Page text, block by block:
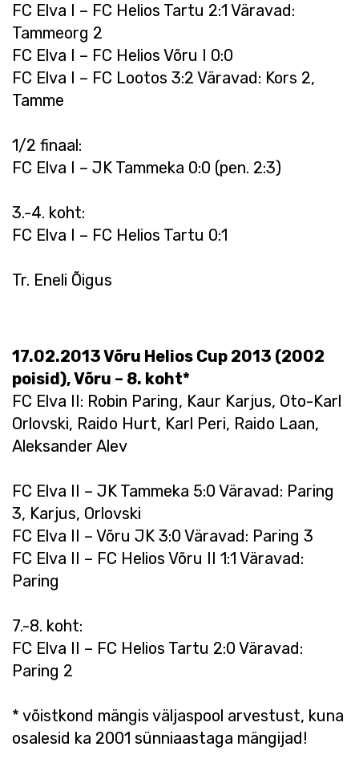
FC Elva I – FC Helios Tartu 2:1 Väravad:
Tammeorg 2
FC Elva I – FC Helios Võru I 0:0
FC Elva I – FC Lootos 3:2 Väravad: Kors 2,
Tamme
1/2 finaal:
FC Elva I – JK Tammeka 0:0 (pen. 2:3)
3.-4. koht:
FC Elva I – FC Helios Tartu 0:1
Tr. Eneli Õigus
17.02.2013 Võru Helios Cup 2013 (2002
poisid), Võru – 8. koht*
FC Elva II: Robin Paring, Kaur Karjus, Oto-Karl
Orlovski, Raido Hurt, Karl Peri, Raido Laan,
Aleksander Alev
FC Elva II – JK Tammeka 5:0 Väravad: Paring
3, Karjus, Orlovski
FC Elva II – Võru JK 3:0 Väravad: Paring 3
FC Elva II – FC Helios Võru II 1:1 Väravad:
Paring
7.-8. koht:
FC Elva II – FC Helios Tartu 2:0 Väravad:
Paring 2
* võistkond mängis väljaspool arvestust, kuna
osalesid ka 2001 sünniaastaga mängijad!